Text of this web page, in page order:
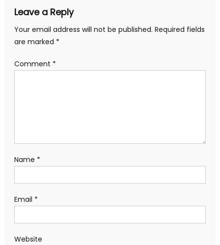
Leave a Reply
Your email address will not be published. Required fields
are marked *
Comment *
Name *
Email *
Website